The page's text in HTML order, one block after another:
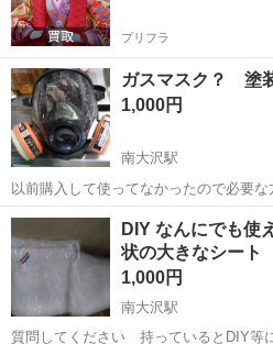
プリフラ
ガスマスク？ 塗
1,000円
南大沢駅
以前購入して使ってなかったので必要な
先程、水洗いしました。状態は良いと
東京 八王子市 南大沢駅 その
DIY なんにでも使える 編みシート 白い網
状の大きなシー
1,000円
南大沢駅
質問してください 持っているとDIY等